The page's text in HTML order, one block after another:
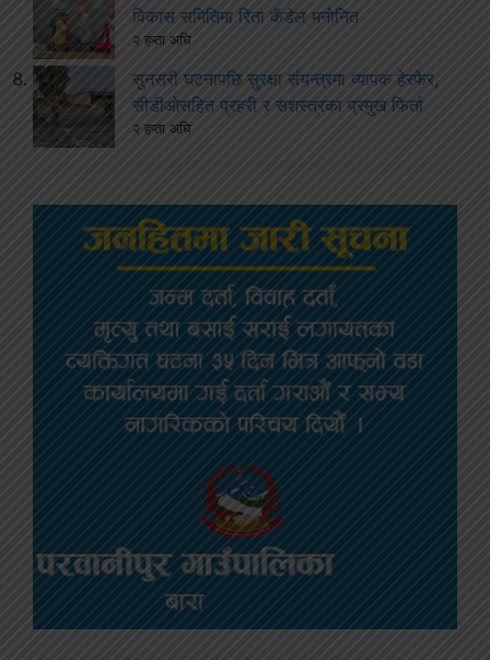
विकास समितिमा रिता कँडेल मनोनित
२ हप्ता अघि
सुनसरी घटनापछि सुरक्षा संयन्त्रमा व्यापक हेरफेर,
सीडीओसहित प्रहरी र सशस्त्रका प्रमुख फिर्ता
२ हप्ता अघि